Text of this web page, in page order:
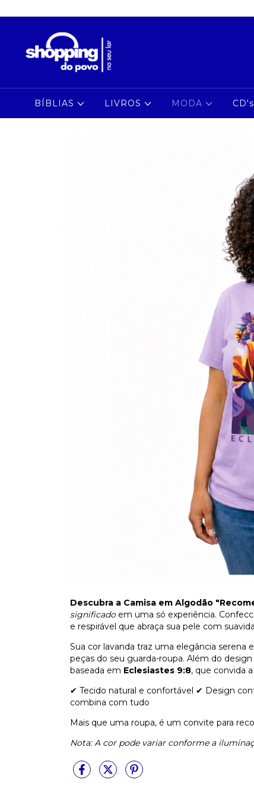
BÍBLIAS LIVROS MODA CD's
Descubra a Camisa em Algodão
significadoem uma só experiência.
e respirável que abraça sua pele com
Sua cor lavanda traz uma elegância
peças do seu guarda-roupa. Além do
baseada em Eclesiastes 9:8, que convida
✔ Tecido natural e confortável ✔ Design
combina com tudo
Mais que uma roupa, é um convite para
Nota: A cor pode variar conforme a